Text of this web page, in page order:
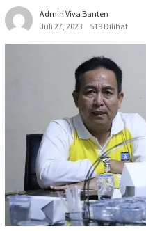
Admin Viva Banten
Juli 27, 2023
519 Dilihat